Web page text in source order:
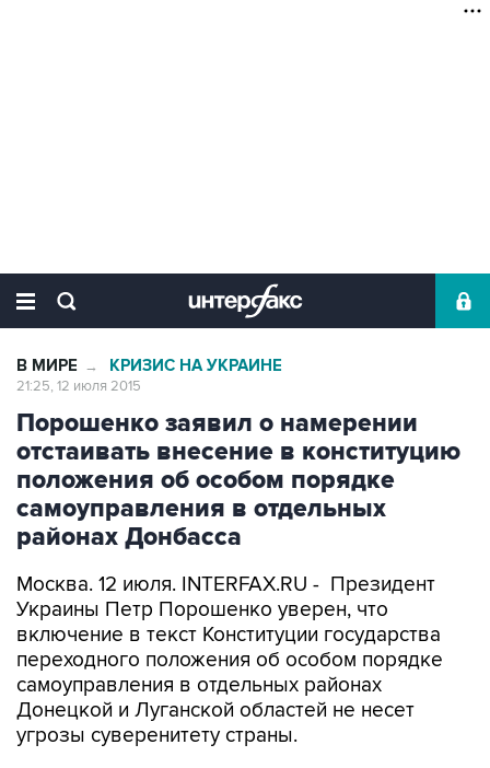
В МИРЕ → КРИЗИС НА УКРАИНЕ
21:25, 12 июля 2015
Порошенко заявил о намерении
отстаивать внесение в конституцию
положения об особом порядке
самоуправления в отдельных
районах Донбасса
Москва. 12 июля. INTERFAX.RU - Президент
Украины Петр Порошенко уверен, что
включение в текст Конституции государства
переходного положения об особом порядке
самоуправления в отдельных районах
Донецкой и Луганской областей не несет
угрозы суверенитету страны.